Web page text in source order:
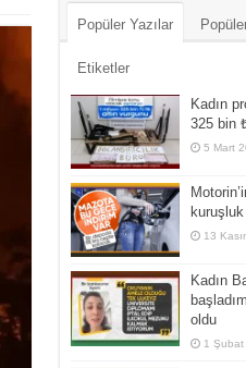
Popüler Yazılar
Etiketler
Kadın
325 bin
5 Mart
13
Kadın
oldu
1 Şubat